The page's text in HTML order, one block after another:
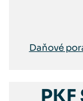
Daňové